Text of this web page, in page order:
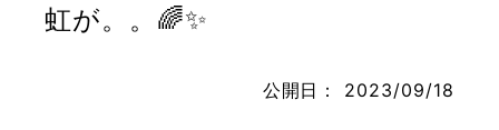
虹が。。🌈✨
公開日： 2023/09/18